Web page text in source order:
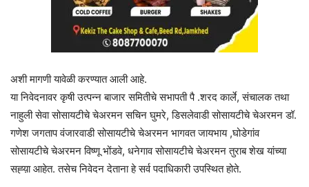
अशी मागणी यावेळी करण्यात आली आहे.
या निवेदनावर कृषी उत्पन्न बाजार समितीचे सभापती पै .शरद कार्ले, संचालक तथा
नाहुली सेवा सोसायटीचे चेअरमन सचिन घुमरे, डिसलेवाडी सोसायटीचे चेअरमन डॉ.
गणेश जगताप वंजारवाडी सोसायटीचे चेअरमन भागवत जायभाय ,घोडेगांव
सोसायटीचे चेअरमन विष्णू भोंडवे, धनेगाव सोसायटीचे चेअरमन तुराब शेख यांच्या
सह्य़ा आहेत. तसेच निवेदन देताना हे सर्व पदाधिकारी उपस्थित होते.